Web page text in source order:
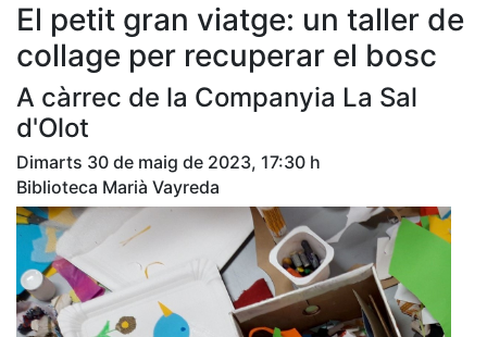
El petit gran viatge: un taller de
collage per recuperar el bosc
A càrrec de la Companyia La Sal
d'Olot
Dimarts 30 de maig de 2023, 17:30 h
Biblioteca Marià Vayreda